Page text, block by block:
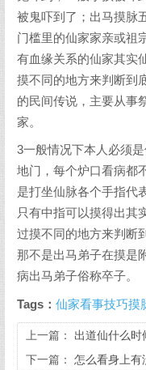
被鬼吓到了；出马摸脉
门槛里的仙家家亲或祖
有血缘关系的仙家其实
摸不同的地方来判断到
的民间传说，主要从事
家。
3一般情况下本人必须
地门，每个炉口看病都
是打坐仙脉各个手指代
只有中指可以摸得出其
过摸不同的地方来判断
那不是出马弟子在摸是
病出马弟子俗称卒子。
Tags： 仙家看事技巧摸
上一篇： 出道仙什么时
下一篇： 怎么看身上有